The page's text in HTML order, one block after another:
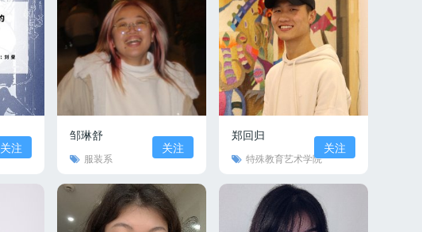
关注
邹琳舒
服装系
关注
郑回归
特殊教育艺术学院
关注